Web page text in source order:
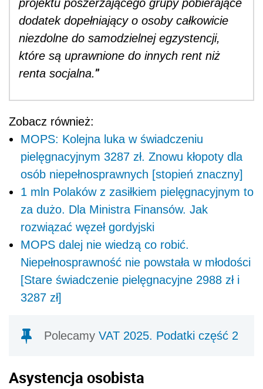
projektu poszerzającego grupy pobierające
dodatek dopełniający o osoby całkowicie
niezdolne do samodzielnej egzystencji,
które są uprawnione do innych rent niż
renta socjalna.”
Zobacz również:
MOPS: Kolejna luka w świadczeniu
pielęgnacyjnym 3287 zł. Znowu kłopoty dla
osób niepełnosprawnych [stopień znaczny]
1 mln Polaków z zasiłkiem pielęgnacyjnym to
za dużo. Dla Ministra Finansów. Jak
rozwiązać węzeł gordyjski
MOPS dalej nie wiedzą co robić.
Niepełnosprawność nie powstała w młodości
[Stare świadczenie pielęgnacyjne 2988 zł i
3287 zł]
Polecamy VAT 2025. Podatki część 2
Asystencja osobista